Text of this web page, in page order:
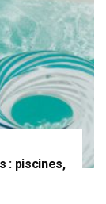
: piscines,